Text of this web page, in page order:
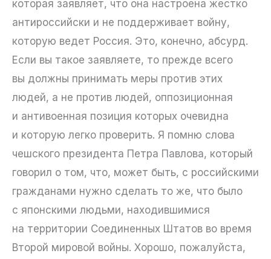
которая заявляет, что она настроена жестко
антироссийски и не поддерживает войну,
которую ведет Россия. Это, конечно, абсурд.
Если вы такое заявляете, то прежде всего
вы должны принимать меры против этих
людей, а не против людей, оппозиционная
и антивоенная позиция которых очевидна
и которую легко проверить. Я помню слова
чешского президента Петра Павлова, который
говорил о том, что, может быть, с российскими
гражданами нужно сделать то же, что было
с японскими людьми, находившимися
на территории Соединенных Штатов во время
Второй мировой войны. Хорошо, пожалуйста,